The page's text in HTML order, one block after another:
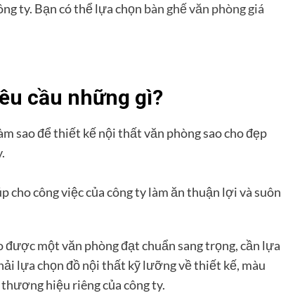
ty. Bạn có thể lựa chọn bàn ghế văn phòng giá
cầu những gì?
sao để thiết kế nội thất văn phòng sao cho đẹp
công việc của công ty làm ăn thuận lợi và suôn
một văn phòng đạt chuẩn sang trọng, cần lựa
lựa chọn đồ nội thất kỹ lưỡng về thiết kế, màu
hiệu riêng của công ty.